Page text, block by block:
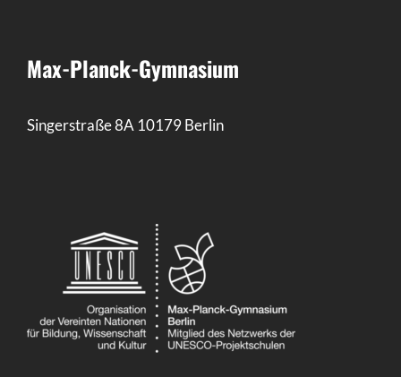
Max-Planck-Gymnasium
Singerstraße 8A 10179 Berlin